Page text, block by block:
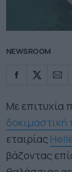
NEWSROOM
Με επιτυχία
εταιρίας
βάζοντας